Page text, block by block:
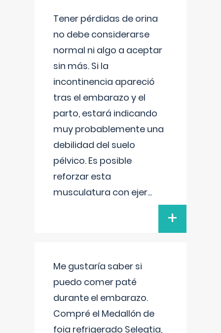
Tener pérdidas de orina
no debe considerarse
normal ni algo a aceptar
sin más. Si la
incontinencia apareció
tras el embarazo y el
parto, estará indicando
muy probablemente una
debilidad del suelo
pélvico. Es posible
reforzar esta
musculatura con ejer...
+
Me gustaría saber si
puedo comer paté
durante el embarazo.
Compré el Medallón de
foia refrigerado Seleqtia,